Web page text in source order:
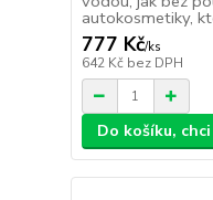
autokosmetiky,
777 Kč/ks
642 Kč bez DPH
Do košíku,